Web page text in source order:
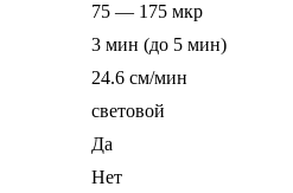
75 — 175 мкр
3 мин (до 5 мин)
24.6 см/мин
световой
Да
Нет